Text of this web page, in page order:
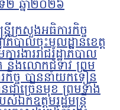
២ ឆ្នាំ២០២៦
ក្រសួងអធិការកិច្ច
ាភិបាលចុះមូលដ្ឋានខេត្ត
រងាររាជរដ្ឋាភិបាល
និងលោកជំទាវ ព្រម
កិច្ច បាននាំយកទៀន
ជាច្រើនមុខ ព្រមទាំង
ឯកឧត្តមរដ្ឋមន្រ្តី